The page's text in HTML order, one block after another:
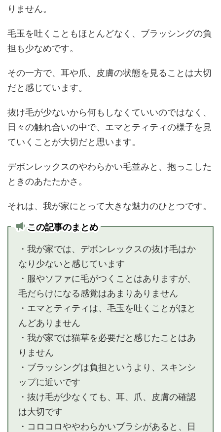
りません。
毛玉を吐くこともほとんどなく、ブラッシングの負
担も少なめです。
その一方で、耳や爪、皮膚の状態を見ることは大切
だと感じています。
抜け毛が少ないから何もしなくていいのではなく、
日々の触れ合いの中で、エマとティティの様子を見
ていくことが大切だと思います。
デボンレックスのやわらかい毛並みと、抱っこした
ときのあたたかさ。
それは、我が家にとって大きな魅力のひとつです。
この記事のまとめ
・我が家では、デボンレックスの抜け毛はか
なり少ないと感じています
・服やソファに毛がつくことはありますが、
毛だらけになる感覚はあまりありません
・エマとティティは、毛玉を吐くことがほと
んどありません
・我が家では猫草を必要だと感じたことはあ
りません
・ブラッシングは負担というより、スキンシ
ップに近いです
・抜け毛が少なくても、耳、爪、皮膚の確認
は大切です
・コロコロややわらかいブラシがあると、日